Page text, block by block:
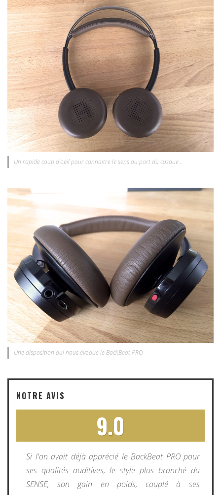
Un rapide coup d’oeil pour connaitre le sens du port du casque…
Une disposition qui nous évoque le BackBeat PRO
NOTRE AVIS
9.0
Si l'on avait déjà apprécié le BackBeat PRO pour
ses qualités auditives, le style plus branché du
SENSE, son gain en poids, couplé à ses